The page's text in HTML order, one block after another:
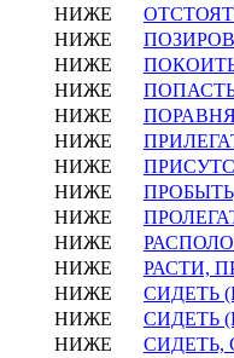
НИЖЕ
НИЖЕ
НИЖЕ
НИЖЕ
НИЖЕ
НИЖЕ
НИЖЕ
НИЖЕ
НИЖЕ
НИЖЕ
НИЖЕ
РАСТИ,
НИЖЕ
СИДЕТЬ
НИЖЕ
СИДЕТЬ
НИЖЕ
СИДЕТЬ,